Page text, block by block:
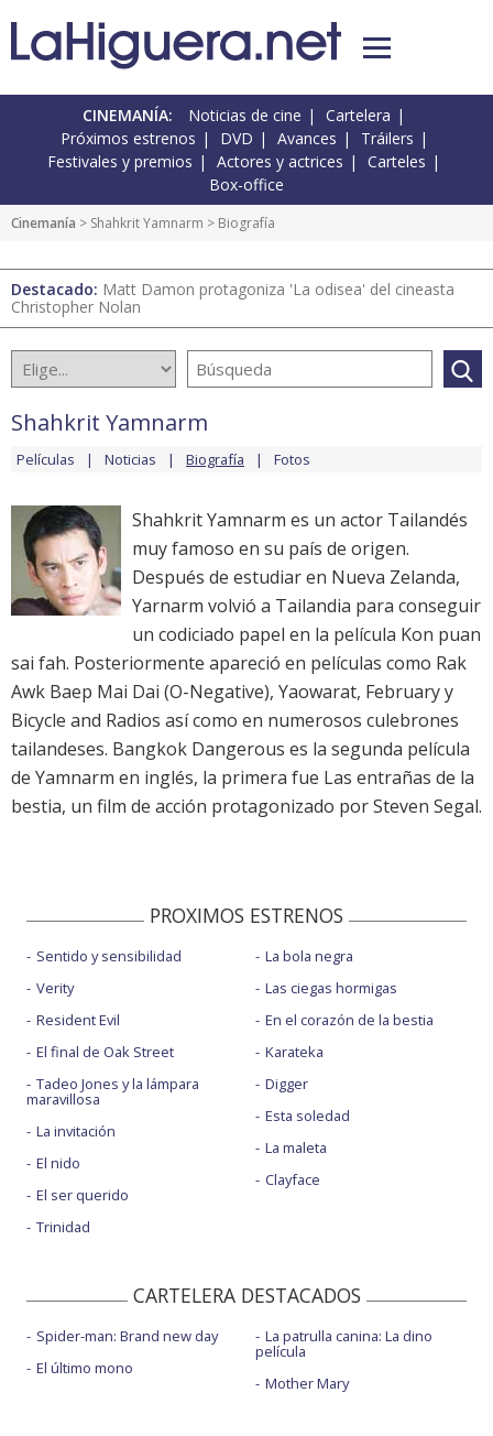
CINEMANÍA: Noticias de cine
Cartelera
Próximos estrenos
DVD Avances
Tráilers
Festivales y premios
Actores y actrices
Carteles
Box-office
Cinemanía > Shahkrit Yamnarm > Biografía
Destacado: Matt Damon protagoniza 'La odisea' del cineasta
Christopher Nolan
Shahkrit Yamnarm
Películas Noticias Biografía Fotos
Shahkrit Yamnarm es un actor Tailandés
muy famoso en su país de origen.
Después de estudiar en Nueva Zelanda,
Yarnarm volvió a Tailandia para conseguir
un codiciado papel en la película Kon puan
sai fah. Posteriormente apareció en películas como Rak
Awk Baep Mai Dai (O-Negative), Yaowarat, February y
Bicycle and Radios así como en numerosos culebrones
tailandeses. Bangkok Dangerous es la segunda película
de Yamnarm en inglés, la primera fue Las entrañas de la
bestia, un film de acción protagonizado por Steven Segal.
PROXIMOS ESTRENOS
Sentido y sensibilidad
Verity
Resident Evil
El final de Oak Street
Tadeo Jones y la lámpara
maravillosa
La invitación
El nido
El ser querido
Trinidad
La bola negra
Las ciegas hormigas
En el corazón de la bestia
Karateka
Digger
Esta soledad
La maleta
Clayface
CARTELERA DESTACADOS
Spider-man: Brand new day
El último mono
La patrulla canina: La dino
película
Mother Mary